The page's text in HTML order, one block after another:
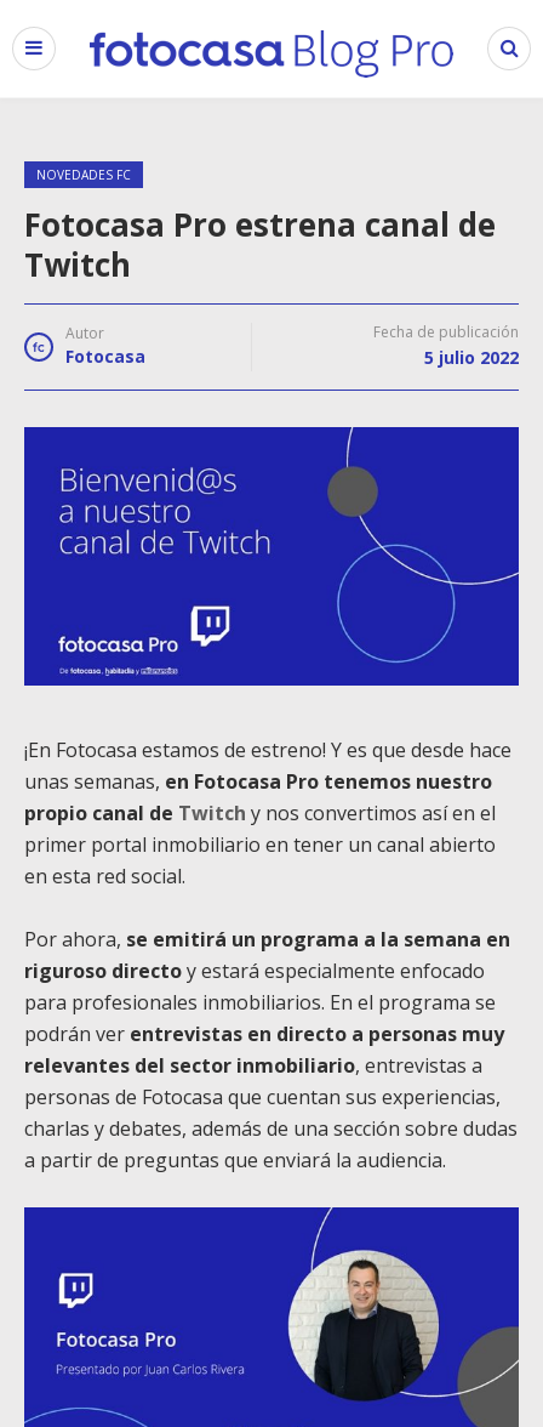
NOVEDADES FC
Fotocasa Pro estrena canal de
Twitch
Autor
Fotocasa
Fecha de publicación
5 julio 2022
¡En Fotocasa estamos de estreno! Y es que desde hace
unas semanas, en Fotocasa Pro tenemos nuestro
propio canal de Twitch y nos convertimos así en el
primer portal inmobiliario en tener un canal abierto
en esta red social.
Por ahora, se emitirá un programa a la semana en
riguroso directoy estará especialmente enfocado
para profesionales inmobiliarios. En el programa se
podrán ver entrevistas en directo a personas muy
relevantes del sector inmobiliario, entrevistas a
personas de Fotocasa que cuentan sus experiencias,
charlas y debates, además de una sección sobre dudas
a partir de preguntas que enviará la audiencia.